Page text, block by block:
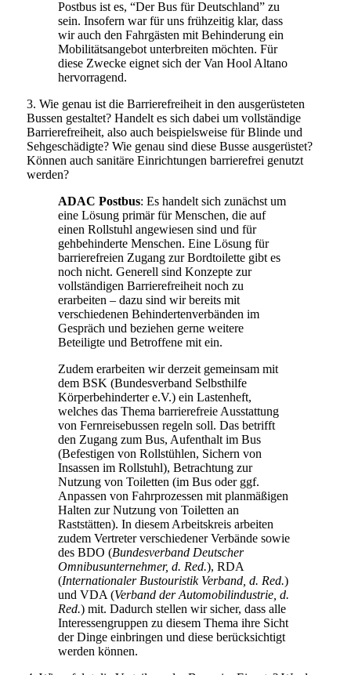
Postbus ist es, “Der Bus für Deutschland” zu
sein. Insofern war für uns frühzeitig klar, dass
wir auch den Fahrgästen mit Behinderung ein
Mobilitätsangebot unterbreiten möchten. Für
diese Zwecke eignet sich der Van Hool Altano
hervorragend.
3. Wie genau ist die Barrierefreiheit in den ausgerüsteten
Bussen gestaltet? Handelt es sich dabei um vollständige
Barrierefreiheit, also auch beispielsweise für Blinde und
Sehgeschädigte? Wie genau sind diese Busse ausgerüstet?
Können auch sanitäre Einrichtungen barrierefrei genutzt
werden?
ADAC Postbus: Es handelt sich zunächst um
eine Lösung primär für Menschen, die auf
einen Rollstuhl angewiesen sind und für
gehbehinderte Menschen. Eine Lösung für
barrierefreien Zugang zur Bordtoilette gibt es
noch nicht. Generell sind Konzepte zur
vollständigen Barrierefreiheit noch zu
erarbeiten – dazu sind wir bereits mit
verschiedenen Behindertenverbänden im
Gespräch und beziehen gerne weitere
Beteiligte und Betroffene mit ein.
Zudem erarbeiten wir derzeit gemeinsam mit
dem BSK (Bundesverband Selbsthilfe
Körperbehinderter e.V.) ein Lastenheft,
welches das Thema barrierefreie Ausstattung
von Fernreisebussen regeln soll. Das betrifft
den Zugang zum Bus, Aufenthalt im Bus
(Befestigen von Rollstühlen, Sichern von
Insassen im Rollstuhl), Betrachtung zur
Nutzung von Toiletten (im Bus oder ggf.
Anpassen von Fahrprozessen mit planmäßigen
Halten zur Nutzung von Toiletten an
Raststätten). In diesem Arbeitskreis arbeiten
zudem Vertreter verschiedener Verbände sowie
des BDO (Bundesverband Deutscher
Omnibusunternehmer, d. Red.), RDA
(Internationaler Bustouristik Verband, d. Red.)
und VDA (Verband der Automobilindustrie, d.
Red.) mit. Dadurch stellen wir sicher, dass alle
Interessengruppen zu diesem Thema ihre Sicht
der Dinge einbringen und diese berücksichtigt
werden können.